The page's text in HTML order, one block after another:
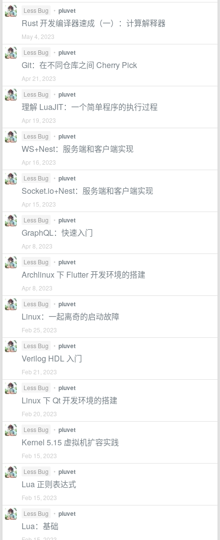
Less Bug
• pluvet
Rust 开发编译器速成（一）：计算解释器
May 4, 2023
Less Bug
• pluvet
Git：在不同仓库之间 Cherry Pick
Apr 21, 2023
Less Bug
• pluvet
理解 LuaJIT：一个简单程序的执行过程
Apr 19, 2023
Less Bug
• pluvet
WS+Nest：服务端和客户端实现
Apr 16, 2023
Less Bug
• pluvet
Socket.io+Nest：服务端和客户端实现
Apr 15, 2023
Less Bug
• pluvet
GraphQL：快速入门
Apr 8, 2023
Less Bug
• pluvet
Archlinux 下 Flutter 开发环境的搭建
Apr 8, 2023
Less Bug
• pluvet
Linux：一起离奇的启动故障
Feb 25, 2023
Less Bug
• pluvet
Verilog HDL 入门
Feb 21, 2023
Less Bug
• pluvet
Linux 下 Qt 开发环境的搭建
Feb 20, 2023
Less Bug
• pluvet
Kernel 5.15 虚拟机扩容实践
Feb 15, 2023
Less Bug
• pluvet
Lua 正则表达式
Feb 15, 2023
Less Bug
• pluvet
Lua：基础